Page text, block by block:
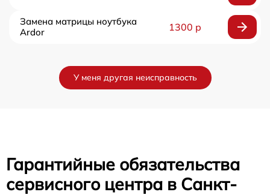
Замена матрицы ноутбука
Ardor
1300 р
У меня другая неисправность
Гарантийные обязательства
сервисного центра в Санкт-